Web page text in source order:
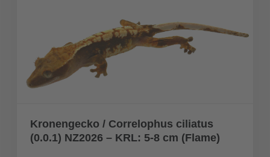
Kronengecko / Correlophus ciliatus
(0.0.1) NZ2026 – KRL: 5-8 cm (Flame)